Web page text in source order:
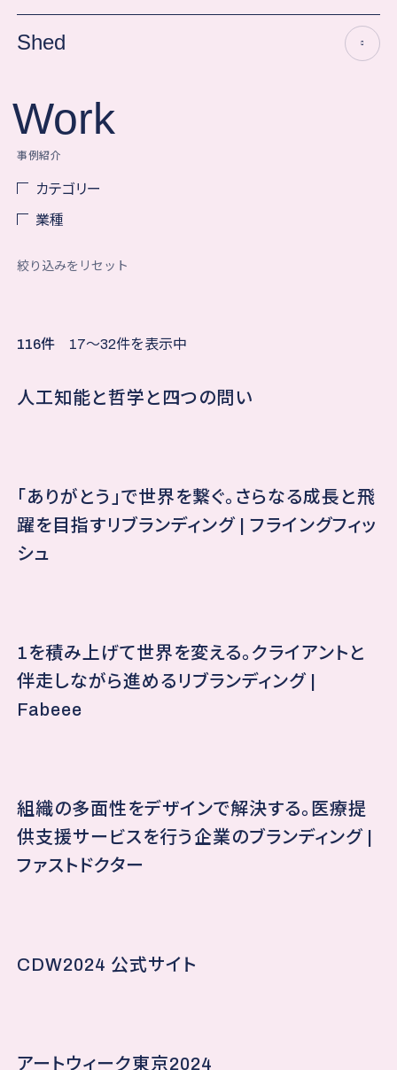
Shed
Work
事例紹介
カテゴリー
業種
絞り込みをリセット
116件 17〜32件を表示中
人工知能と哲学と四つの問い
「ありがとう」で世界を繋ぐ。さらなる成長と飛
躍を目指すリブランディング | フライングフィッ
シュ
1を積み上げて世界を変える。クライアントと
伴走しながら進めるリブランディング |
Fabeee
組織の多面性をデザインで解決する。医療提
供支援サービスを行う企業のブランディング |
ファストドクター
CDW2024 公式サイト
アートウィーク東京2024